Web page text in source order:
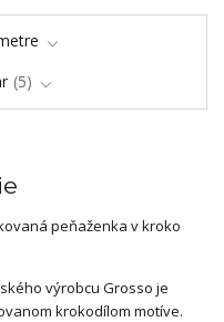
5
peňaženka v kroko
výrobcu Grosso je
krokodílom motíve.